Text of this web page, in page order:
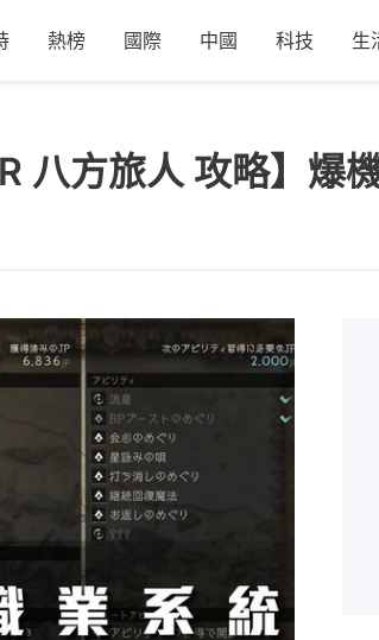
熱榜 國際 中國 科技 生
八方旅人 攻略】